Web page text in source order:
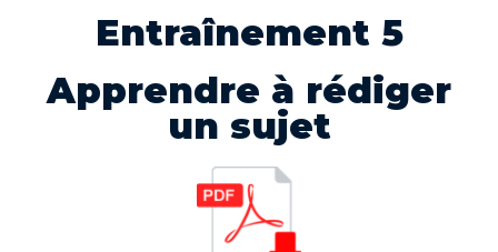
Entraînement 5
Apprendre à rédiger
un sujet